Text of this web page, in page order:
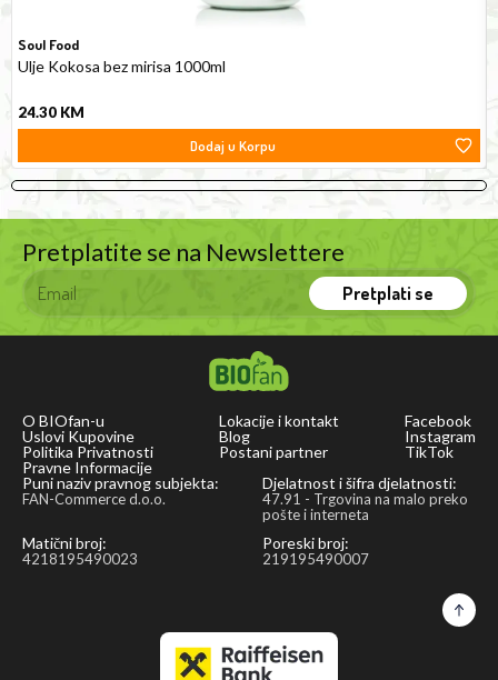
Soul Food
Ulje Kokosa bez mirisa 1000ml
24.30 KM
Dodaj u Korpu
Pretplatite se na Newslettere
Pretplati se
O BIOfan-u
Uslovi Kupovine
Politika Privatnosti
Lokacije i kontakt
Blog
Postani partner
Facebook
Instagram
TikTok
Pravne Informacije
Puni naziv pravnog subjekta:
FAN-Commerce d.o.o.
Djelatnost i šifra djelatnosti:
47.91 - Trgovina na malo preko
pošte i interneta
Matični broj:
4218195490023
Poreski broj:
219195490007